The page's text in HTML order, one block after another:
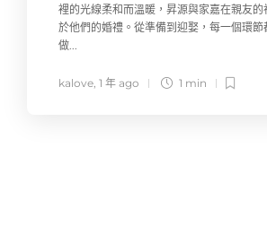
裡的光線柔和而溫暖，昇源與家嘉在親友的
於他們的婚禮。從準備到迎娶，每一個環
做...
kalove, 1 年 ago 1 min